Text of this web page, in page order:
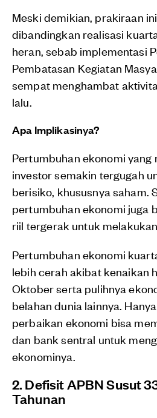
Meski demikian, prakiraan
dibandingkan realisasi
heran, sebab implementasi
Pembatasan Kegiatan
sempat menghambat
lalu.
Apa Implikasinya?
Pertumbuhan ekonomi
investor semakin tergugah
berisiko, khususnya saham.
pertumbuhan ekonomi juga
riil tergerak untuk
Pertumbuhan ekonomi
lebih cerah akibat kenaikan
Oktober serta pulihnya
belahan dunia lainnya.
perbaikan ekonomi bisa
dan bank sentral untuk
ekonominya.
2. Defisit APBN Susut
Tahunan